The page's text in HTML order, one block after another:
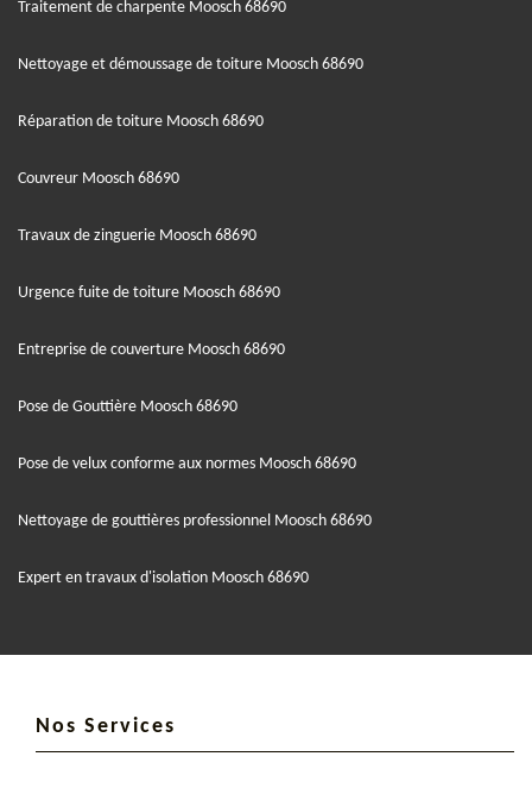
Traitement de charpente Moosch 68690
Nettoyage et démoussage de toiture Moosch 68690
Réparation de toiture Moosch 68690
Couvreur Moosch 68690
Travaux de zinguerie Moosch 68690
Urgence fuite de toiture Moosch 68690
Entreprise de couverture Moosch 68690
Pose de Gouttière Moosch 68690
Pose de velux conforme aux normes Moosch 68690
Nettoyage de gouttières professionnel Moosch 68690
Expert en travaux d'isolation Moosch 68690
Nos Services